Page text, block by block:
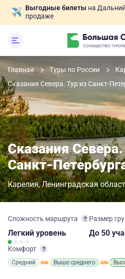
Выгодные билеты на
продаже
Главная Туры по России
Сказания Севера. Тур из Санкт-
Сказания
Санкт-
Карелия Ленинградская
Сложность маршрута
Легкий уровень
Комфорт
Средний Выше среднего
Размер
до 50